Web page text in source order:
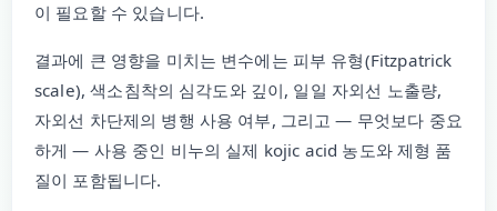
이 필요할 수 있습니다.
결과에 큰 영향을 미치는 변수에는 피부 유형(Fitzpatrick
scale), 색소침착의 심각도와 깊이, 일일 자외선 노출량,
자외선 차단제의 병행 사용 여부, 그리고 — 무엇보다 중요
하게 — 사용 중인 비누의 실제 kojic acid 농도와 제형 품
질이 포함됩니다.